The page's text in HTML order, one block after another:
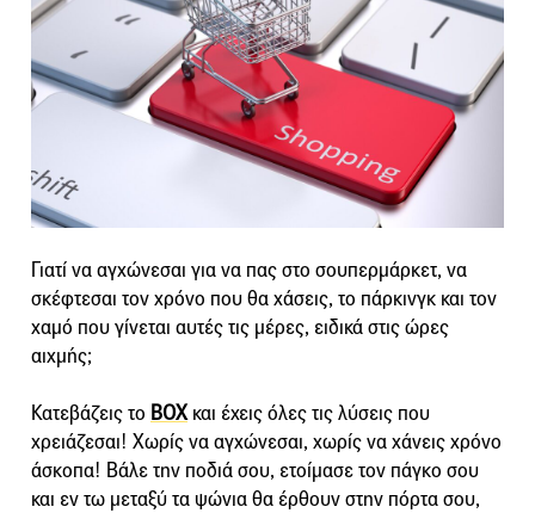
Γιατί να αγχώνεσαι για να πας στο σουπερμάρκετ, να
σκέφτεσαι τον χρόνο που θα χάσεις, το πάρκινγκ και τον
χαμό που γίνεται αυτές τις μέρες, ειδικά στις ώρες
αιχμής;
Κατεβάζεις το BOXκαι έχεις όλες τις λύσεις που
χρειάζεσαι! Χωρίς να αγχώνεσαι, χωρίς να χάνεις χρόνο
άσκοπα! Βάλε την ποδιά σου, ετοίμασε τον πάγκο σου
και εν τω μεταξύ τα ψώνια θα έρθουν στην πόρτα σου,